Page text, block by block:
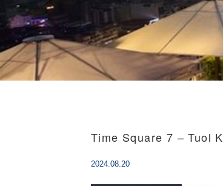
Time Square 7 – Tuol
2024.08.20